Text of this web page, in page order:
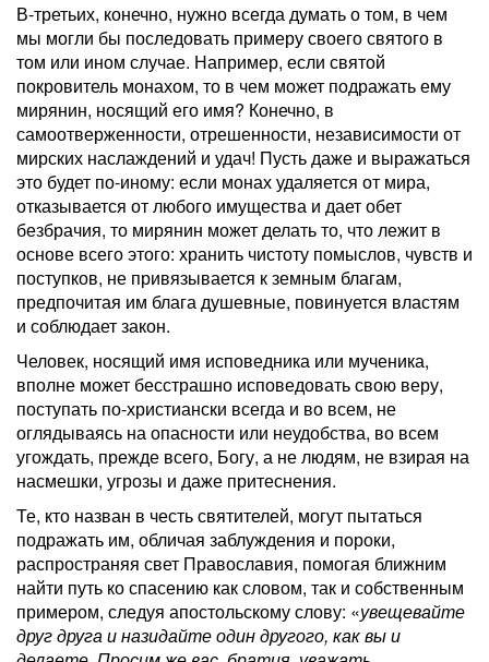
В-третьих, конечно, нужно всегда думать о том, в чем
мы могли бы последовать примеру своего святого в
том или ином случае. Например, если святой
покровитель монахом, то в чем может подражать ему
мирянин, носящий его имя? Конечно, в
самоотверженности, отрешенности, независимости от
мирских наслаждений и удач! Пусть даже и выражаться
это будет по-иному: если монах удаляется от мира,
отказывается от любого имущества и дает обет
безбрачия, то мирянин может делать то, что лежит в
основе всего этого: хранить чистоту помыслов, чувств и
поступков, не привязывается к земным благам,
предпочитая им блага душевные, повинуется властям
и соблюдает закон.
Человек, носящий имя исповедника или мученика,
вполне может бесстрашно исповедовать свою веру,
поступать по-христиански всегда и во всем, не
оглядываясь на опасности или неудобства, во всем
угождать, прежде всего, Богу, а не людям, не взирая на
насмешки, угрозы и даже притеснения.
Те, кто назван в честь святителей, могут пытаться
подражать им, обличая заблуждения и пороки,
распространяя свет Православия, помогая ближним
найти путь ко спасению как словом, так и собственным
примером, следуя апостольскому слову: «увещевайте
друг друга и назидайте один другого, как вы и